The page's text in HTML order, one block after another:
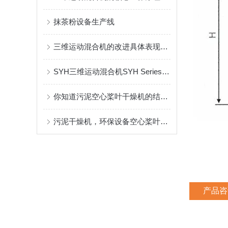
抹茶粉设备生产线
三维运动混合机的改进具体表现在哪些方面
SYH三维运动混合机SYH Series Three Dimensional Mixer
你知道污泥空心桨叶干燥机的结构特征吗？
污泥干燥机，环保设备空心桨叶干燥机
产品